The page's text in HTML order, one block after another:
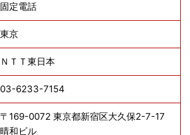
固定電話
東京
ＮＴＴ東日本
03-6233-7154
〒169-0072 東京都新宿区大久保2-7-17
晴和ビル